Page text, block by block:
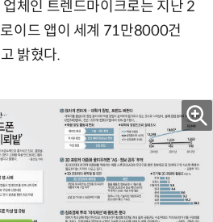
체인 트렌드마이크로는 지난 2
이드 앱이 세계 71만8000건
밝혔다.